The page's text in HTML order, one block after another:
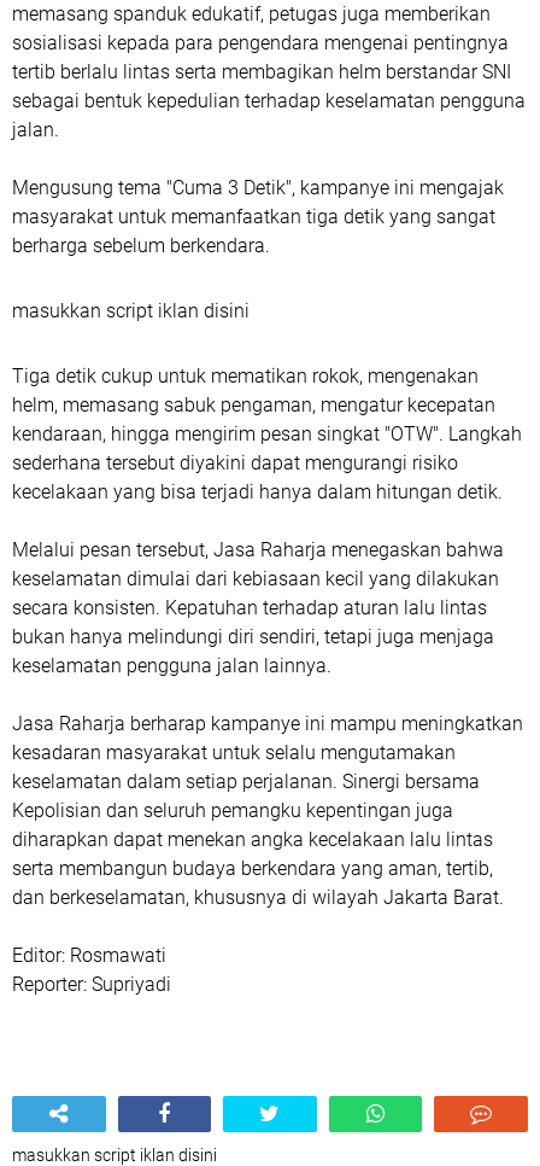
memasang spanduk edukatif, petugas juga memberikan
sosialisasi kepada para pengendara mengenai pentingnya
tertib berlalu lintas serta membagikan helm berstandar SNI
sebagai bentuk kepedulian terhadap keselamatan pengguna
jalan.
Mengusung tema "Cuma 3 Detik", kampanye ini mengajak
masyarakat untuk memanfaatkan tiga detik yang sangat
berharga sebelum berkendara.
masukkan script iklan disini
Tiga detik cukup untuk mematikan rokok, mengenakan
helm, memasang sabuk pengaman, mengatur kecepatan
kendaraan, hingga mengirim pesan singkat "OTW". Langkah
sederhana tersebut diyakini dapat mengurangi risiko
kecelakaan yang bisa terjadi hanya dalam hitungan detik.
Melalui pesan tersebut, Jasa Raharja menegaskan bahwa
keselamatan dimulai dari kebiasaan kecil yang dilakukan
secara konsisten. Kepatuhan terhadap aturan lalu lintas
bukan hanya melindungi diri sendiri, tetapi juga menjaga
keselamatan pengguna jalan lainnya.
Jasa Raharja berharap kampanye ini mampu meningkatkan
kesadaran masyarakat untuk selalu mengutamakan
keselamatan dalam setiap perjalanan. Sinergi bersama
Kepolisian dan seluruh pemangku kepentingan juga
diharapkan dapat menekan angka kecelakaan lalu lintas
serta membangun budaya berkendara yang aman, tertib,
dan berkeselamatan, khususnya di wilayah Jakarta Barat.
Editor: Rosmawati
Reporter: Supriyadi
masukkan script iklan disini